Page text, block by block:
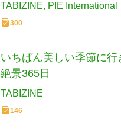
TABIZINE PIE International
300
いちばん美しい季節に
絶景365日
TABIZINE
146